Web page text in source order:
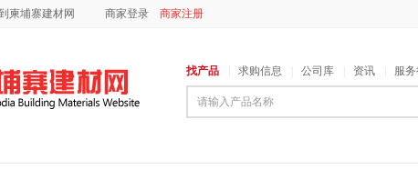
柬埔寨建材网 商家登录 商家注册
找产品 求购信息 公司库 资讯 服
请输入产品名称